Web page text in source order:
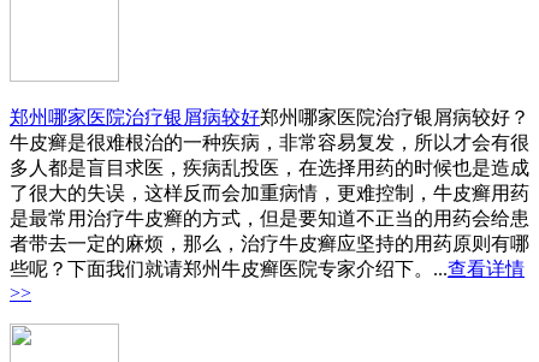
郑州哪家医院治疗银屑病较好郑州哪家医院治疗银屑病较好？
牛皮癣是很难根治的一种疾病，非常容易复发，所以才会有很
多人都是盲目求医，疾病乱投医，在选择用药的时候也是造成
了很大的失误，这样反而会加重病情，更难控制，牛皮癣用药
是最常用治疗牛皮癣的方式，但是要知道不正当的用药会给患
者带去一定的麻烦，那么，治疗牛皮癣应坚持的用药原则有哪
些呢？下面我们就请郑州牛皮癣医院专家介绍下。...查看详情
>>